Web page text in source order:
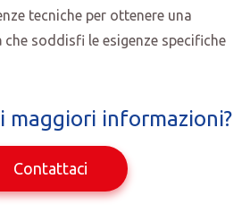
tecniche per ottenere una
che soddisfi le esigenze specifiche
maggiori informazioni?
Contattaci